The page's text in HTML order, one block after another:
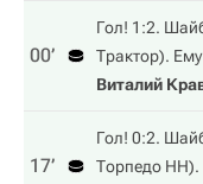
00‎’‎
Гол! 1:2.
Трактор).
Виталий
17‎’‎
Гол! 0:2.
Торпедо НН).